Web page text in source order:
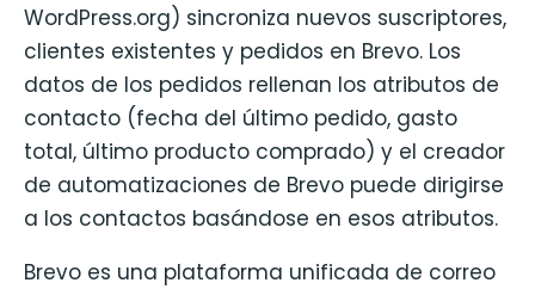
WordPress.org) sincroniza nuevos suscriptores,
clientes existentes y pedidos en Brevo. Los
datos de los pedidos rellenan los atributos de
contacto (fecha del último pedido, gasto
total, último producto comprado) y el creador
de automatizaciones de Brevo puede dirigirse
a los contactos basándose en esos atributos.
Brevo es una plataforma unificada de correo